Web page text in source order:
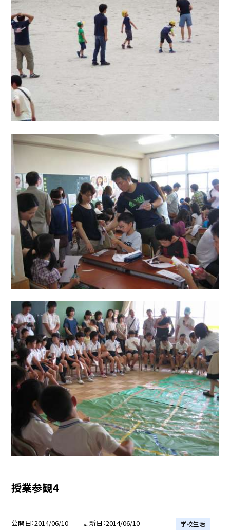
授業参観４
公開日 2014/06/10 更新日 2014/06/10 学校生活